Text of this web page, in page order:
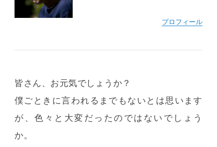
http://www.mc-r.com/
皆さん、お元気でしょうか？
僕ごときに言われるまでもないとは思います
が、色々と大変だったのではないでしょう
か。